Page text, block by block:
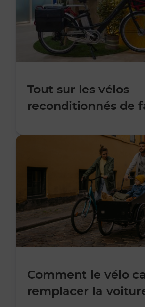
Tout sur les vélos
reconditionnés de
Comment le vélo
remplacer la